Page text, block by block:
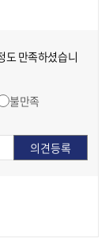
도 만족하셨습니
불만족